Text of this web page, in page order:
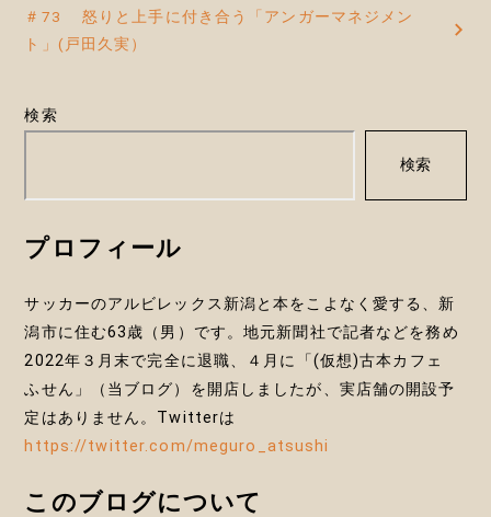
ナ
ゲ
ン
＃73 怒りと上手に付き合う「アンガーマネジメン
ト」(戸田久実）
検索
検索
プロフィール
サッカーのアルビレックス新潟と本をこよなく愛する、新
潟市に住む63歳（男）です。地元新聞社で記者などを務め
2022年３月末で完全に退職、４月に「(仮想)古本カフェ
ふせん」（当ブログ）を開店しましたが、実店舗の開設予
定はありません。Twitterは
https://twitter.com/meguro_atsushi
このブログについて